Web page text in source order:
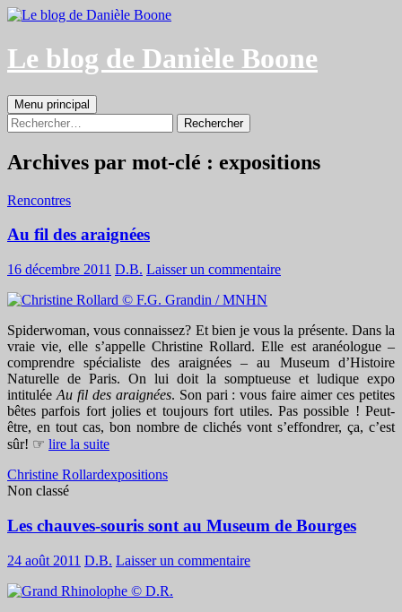
Aller
contenu
Le blog de Danièle Boone
Recherche
Menu principal
Rechercher :
Archives par mot-clé : expositions
Rencontres
Au fil des araignées
16 décembre 2011 D.B. Laisser un commentaire
Spiderwoman, vous connaissez? Et bien je vous la présente. Dans la
vraie vie, elle s’appelle Christine Rollard. Elle est aranéologue –
comprendre spécialiste des araignées – au Museum d’Histoire
Naturelle de Paris. On lui doit la somptueuse et ludique expo
intitulée Au fil des araignées. Son pari : vous faire aimer ces petites
bêtes parfois fort jolies et toujours fort utiles. Pas possible ! Peut-
être, en tout cas, bon nombre de clichés vont s’effondrer, ça, c’est
sûr! ☞ lire la suite
Christine Rollardexpositions
Non classé
Les chauves-souris sont au Museum de Bourges
24 août 2011 D.B. Laisser un commentaire